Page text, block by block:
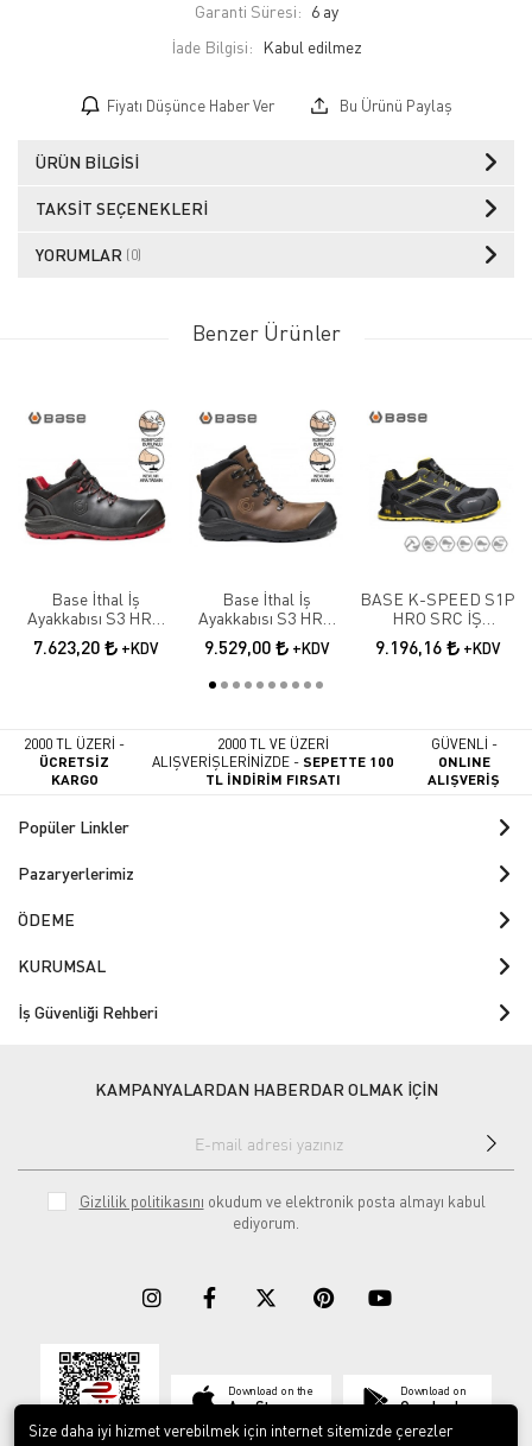
Garanti Süresi: 6 ay
İade Bilgisi:
Fiyatı Düşünce Haber Ver Bu Ürünü Paylaş
ÜRÜN BILGISI
TAKSIT SEÇENEKLERI
YORUMLAR (0)
Benzer Ürünler
Base İthal İş
Ayakkabısı S3 HRO
SRC B0887N
7.623,20 +KDV
Base İthal İş
Ayakkabısı S3 HRO
SRC B0888
9.529,00 +KDV
BASE K-SPEED S1P
HRO SRC İŞ
AYAKKABISI
9.196,16 +KDV
2000 TL ÜZERİ -
ÜCRETSİZ
KARGO
2000 TL VE ÜZERİ
ALIŞVERİŞLERİNİZDE -SEPETTE 100
TL İNDİRİM FIRSATI
GÜVENLİ -
ONLINE
ALIŞVERİŞ
Popüler Linkler
Pazaryerlerimiz
ÖDEME
KURUMSAL
İş Güvenliği Rehberi
KAMPANYALARDAN HABERDAR OLMAK İÇİN
Gizlilik politikasını okudum ve elektronik posta almayı kabul
ediyorum.
Download on the
App Store
Download on
Google play
Size daha iyi hizmet verebilmek için internet sitemizde çerezler